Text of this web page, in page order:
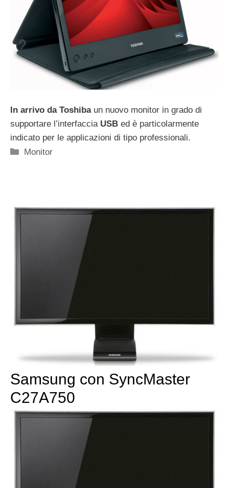
In arrivo da Toshibaun nuovo monitor in grado di
supportare l’interfaccia USB ed è particolarmente
indicato per le applicazioni di tipo professionali.
Categorie
Monitor
Samsung con SyncMaster
C27A750